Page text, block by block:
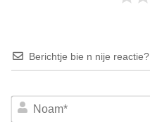
Berichtje bie n nije reactie?